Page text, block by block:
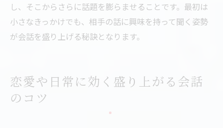
し、そこからさらに話題を膨らませることです。最初は
小さなきっかけでも、相手の話に興味を持って聞く姿勢
が会話を盛り上げる秘訣となります。
恋愛や日常に効く盛り上がる会話
のコツ